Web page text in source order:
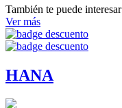
También te puede interesar
Ver más
HANA